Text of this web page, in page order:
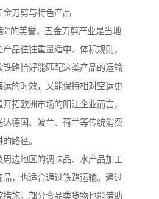
金刀剪与特色产品
”的美誉，五金刀剪产业是当地
品往往重量适中、体积规则，
铁路恰好能匹配这类产品的运输
的时效，又能保持相对空运更
拓欧洲市场的阳江企业而言，
德国、波兰、荷兰等传统消费
路径。
周边地区的调味品、水产品加工
，也适合通过铁路运输。通过
施，部分食品类货物也能借助